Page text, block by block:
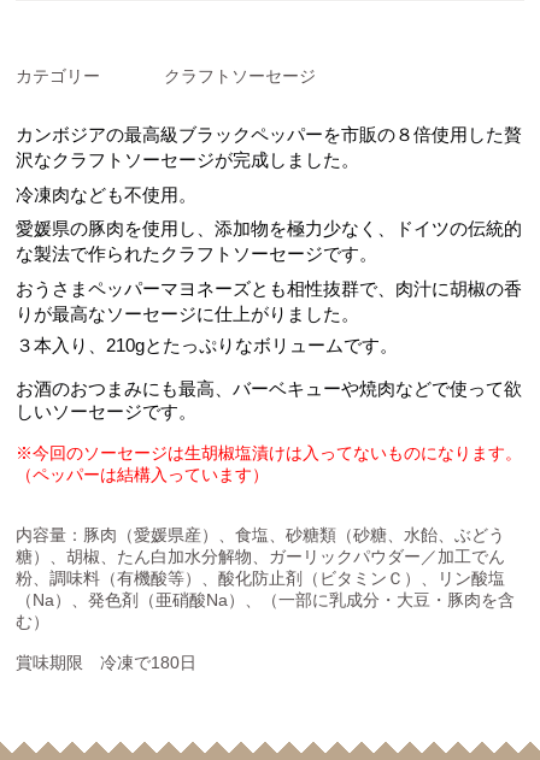
カテゴリー クラフトソーセージ
カンボジアの最高級ブラックペッパーを市販の８倍使用した贅
沢なクラフトソーセージが完成しました。
冷凍肉なども不使用。
愛媛県の豚肉を使用し、添加物を極力少なく、ドイツの伝統的
な製法で作られたクラフトソーセージです。
おうさまペッパーマヨネーズとも相性抜群で、肉汁に胡椒の香
りが最高なソーセージに仕上がりました。
３本入り、210gとたっぷりなボリュームです。
お酒のおつまみにも最高、バーベキューや焼肉などで使って欲
しいソーセージです。
※今回のソーセージは生胡椒塩漬けは入ってないものになります。
（ペッパーは結構入っています）
内容量：豚肉（愛媛県産）、食塩、砂糖類（砂糖、水飴、ぶどう
糖）、胡椒、たん白加水分解物、ガーリックパウダー／加工でん
粉、調味料（有機酸等）、酸化防止剤（ビタミンＣ）、リン酸塩
（Na）、発色剤（亜硝酸Na）、（一部に乳成分・大豆・豚肉を含
む）
賞味期限 冷凍で180日